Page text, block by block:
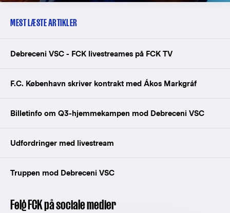
MEST LÆSTE ARTIKLER
Debreceni VSC - FCK livestreames på FCK TV
F.C. København skriver kontrakt med Ákos Markgráf
Billetinfo om Q3-hjemmekampen mod Debreceni VSC
Udfordringer med livestream
Truppen mod Debreceni VSC
Følg FCK på sociale medier